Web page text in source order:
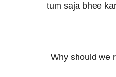
tum saja bhee
Why should we